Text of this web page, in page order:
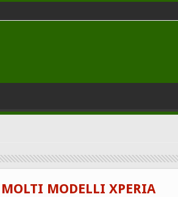
MOLTI MODELLI XPERIA